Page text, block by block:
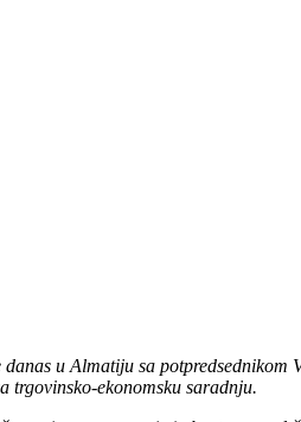
u Almatiju sa
trgovinsko-ekonomsku saradnju.